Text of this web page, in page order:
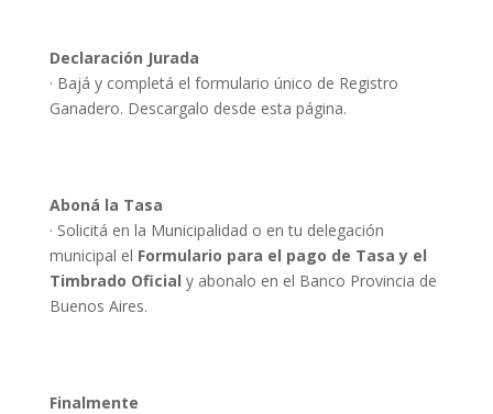
Declaración Jurada
· Bajá y completá el formulario único de Registro
Ganadero. Descargalo desde esta página.
Aboná la Tasa
· Solicitá en la Municipalidad o en tu delegación
municipal el Formulario para el pago de Tasa y el
Timbrado Oficial y abonalo en el Banco Provincia de
Buenos Aires.
Finalmente